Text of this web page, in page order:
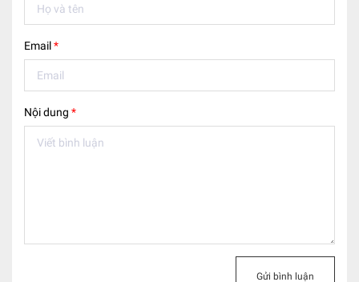
Email*
Nội dung *
Gửi bình luận